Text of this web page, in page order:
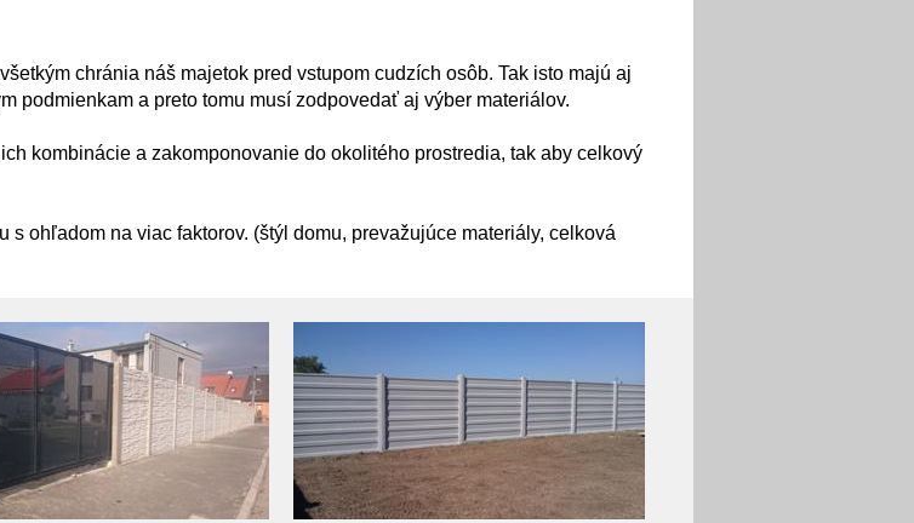
chránia náš majetok pred vstupom cudzích osôb. Tak isto majú aj
podmienkam a preto tomu musí zodpovedať aj výber materiálov.
kombinácie a zakomponovanie do okolitého prostredia, tak aby celkový
ohľadom na viac faktorov. (štýl domu, prevažujúce materiály, celková